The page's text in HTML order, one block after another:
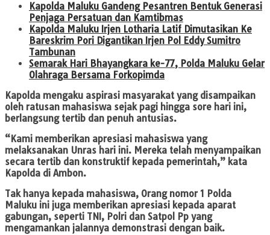
Kapolda Maluku Gandeng Pesantren Bentuk Generasi
Penjaga Persatuan dan Kamtibmas
Kapolda Maluku Irjen Lotharia Latif Dimutasikan Ke
Bareskrim Pori Digantikan Irjen Pol Eddy Sumitro
Tambunan
Semarak Hari Bhayangkara ke-77, Polda Maluku Gelar
Olahraga Bersama Forkopimda
Kapolda mengaku aspirasi masyarakat yang disampaikan
oleh ratusan mahasiswa sejak pagi hingga sore hari ini,
berlangsung tertib dan penuh antusias.
“Kami memberikan apresiasi mahasiswa yang
melaksanakan Unras hari ini. Mereka telah menyampaikan
secara tertib dan konstruktif kepada pemerintah,” kata
Kapolda di Ambon.
Tak hanya kepada mahasiswa, Orang nomor 1 Polda
Maluku ini juga memberikan apresiasi kepada aparat
gabungan, seperti TNI, Polri dan Satpol Pp yang
mengamankan jalannya demonstrasi dengan baik.